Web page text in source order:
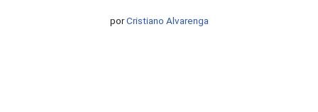
porCristiano Alvarenga